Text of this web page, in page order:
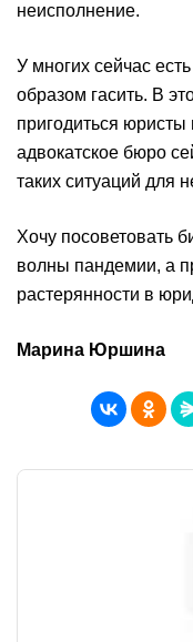
неисполнение.
У многих сейчас
образом гасить. В
пригодиться
адвокатское бюро
таких ситуаций для
Хочу посоветовать
волны пандемии, а
растерянности в
Марина Юршина